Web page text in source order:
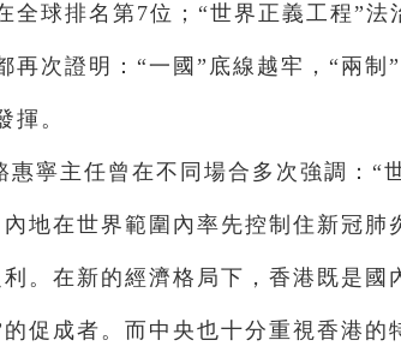
全球排名第7位；“世界正義工程”法
再次證明：“一國”底線越牢，“兩制”
揮。
惠寧主任曾在不同場合多次強調：“
內地在世界範圍內率先控制住新冠
利。在新的經濟格局下，香港既是國
的促成者。而中央也十分重視香港